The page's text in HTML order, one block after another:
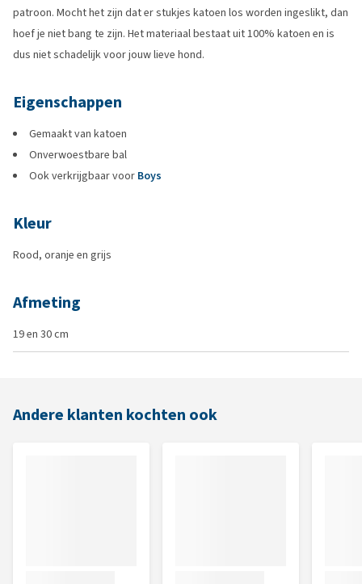
patroon. Mocht het zijn dat er stukjes katoen los worden ingeslikt, dan
hoef je niet bang te zijn. Het materiaal bestaat uit 100% katoen en is
dus niet schadelijk voor jouw lieve hond.
Eigenschappen
Gemaakt van katoen
Onverwoestbare bal
Ook verkrijgbaar voor Boys
Kleur
Rood, oranje en grijs
Afmeting
19 en 30 cm
Andere klanten kochten ook